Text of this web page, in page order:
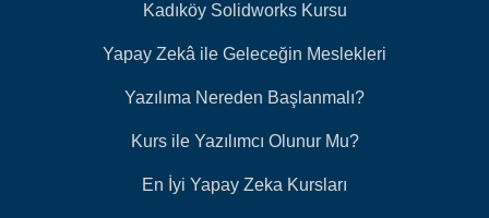
Kadıköy Solidworks Kursu
Yapay Zekâ ile Geleceğin Meslekleri
Yazılıma Nereden Başlanmalı?
Kurs ile Yazılımcı Olunur Mu?
En İyi Yapay Zeka Kursları